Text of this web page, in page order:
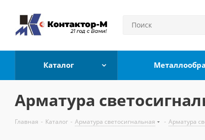
Каталог
Арматура
Главная - Каталог - Арматура светосигнальная - Арматура